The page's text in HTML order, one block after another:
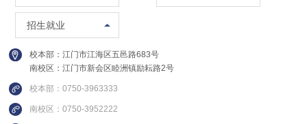
现任领导
组织架构
联系方式
视频集锦
党委统战部
南校区管委会办公室
人事处（教师发展中心）
教务处
质量与评建办公室
数据中心
管理学院
招生就业
招生办公室
继续教育学院
创新精英班
校本部：江门市江海区五邑路683号
南校区：江门市新会区睦洲镇励耘路2号
校本部：0750-3963333
南校区：0750-3952222